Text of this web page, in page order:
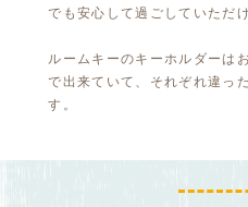
でも安心して過ごしていただ
ルームキーのキーホルダーは
で出来ていて、それぞれ違っ
す。